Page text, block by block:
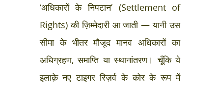
‘अधिकारों के निपटान’ (Settlement of
Rights) की ज़िम्मेदारी आ जाती — यानी उस
सीमा के भीतर मौजूद मानव अधिकारों का
अधिग्रहण, समाप्ति या स्थानांतरण। चूँकि ये
इलाक़े नए टाइगर रिज़र्व के कोर के रूप में